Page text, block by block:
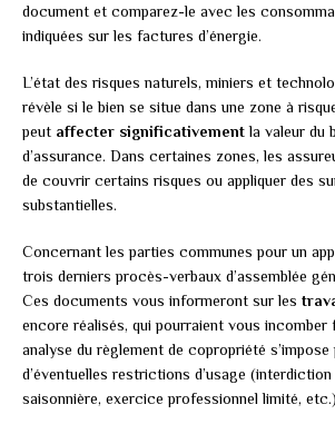
document et comparez-le avec les
indiquées sur les factures d’énergie.
L’état des risques naturels, miniers et
révèle si le bien se situe dans une zone à
peut affecter significativementla valeur du
d’assurance. Dans certaines zones, les
de couvrir certains risques ou appliquer des
substantielles.
Concernant les parties communes pour un
trois derniers procès-verbaux d’assemblée
Ces documents vous informeront sur les
encore réalisés, qui pourraient vous incomber
analyse du règlement de copropriété
d’éventuelles restrictions d’usage
saisonnière, exercice professionnel limité,